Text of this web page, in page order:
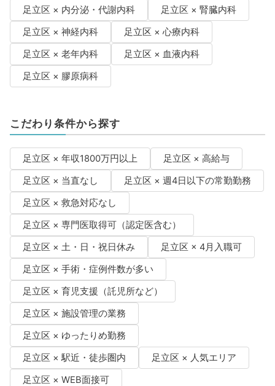
足立区 × 内分泌・代謝内科
足立区 × 腎臓内科
足立区 × 神経内科
足立区 × 心療内科
足立区 × 老年内科
足立区 × 血液内科
足立区 × 膠原病科
こだわり条件から探す
足立区 × 年収1800万円以上
足立区 × 高給与
足立区 × 当直なし
足立区 × 週4日以下の常勤勤務
足立区 × 救急対応なし
足立区 × 専門医取得可（認定医含む）
足立区 × 土・日・祝日休み
足立区 × 4月入職可
足立区 × 手術・症例件数が多い
足立区 × 育児支援（託児所など）
足立区 × 施設管理の業務
足立区 × ゆったりめ勤務
足立区 × 駅近・徒歩圏内
足立区 × 人気エリア
足立区 × WEB面接可